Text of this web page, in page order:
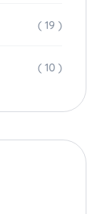
( 19 )
( 10 )